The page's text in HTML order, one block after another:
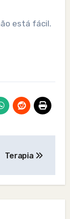
está fácil.
Terapia